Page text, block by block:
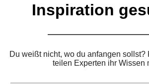
Inspiration
Du weißt nicht, wo du anfangen sollst?
teilen Experten ihr Wissen